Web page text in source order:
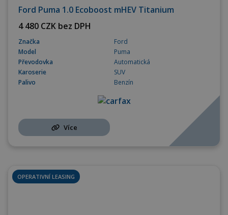
Ford Puma 1.0 Ecoboost mHEV Titanium
4 480 CZK bez DPH
Značka
Ford
Model
Puma
Převodovka
Automatická
Karoserie
SUV
Palivo
Benzín
Více
OPERATIVNÍ LEASING